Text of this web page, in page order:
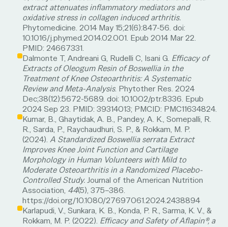
extract attenuates inflammatory mediators and
oxidative stress in collagen induced arthritis.
Phytomedicine. 2014 May 15;21(6):847-56. doi:
10.1016/j.phymed.2014.02.001. Epub 2014 Mar 22.
PMID: 24667331.
Dalmonte T, Andreani G, Rudelli C, Isani G. Efficacy of
Extracts of Oleogum Resin of Boswellia in the
Treatment of Knee Osteoarthritis: A Systematic
Review and Meta-Analysis. Phytother Res. 2024
Dec;38(12):5672-5689. doi: 10.1002/ptr.8336. Epub
2024 Sep 23. PMID: 39314013; PMCID: PMC11634824.
Kumar, B., Ghaytidak, A. B., Pandey, A. K., Somepalli, R.
R., Sarda, P., Raychaudhuri, S. P., & Rokkam, M. P.
(2024). A Standardized Boswellia serrata Extract
Improves Knee Joint Function and Cartilage
Morphology in Human Volunteers with Mild to
Moderate Osteoarthritis in a Randomized Placebo-
Controlled Study.Journal of the American Nutrition
Association, 44(5), 375–386.
https://doi.org/10.1080/27697061.2024.2438894
Karlapudi, V., Sunkara, K. B., Konda, P. R., Sarma, K. V., &
Rokkam, M. P. (2022). Efficacy and Safety of Aflapin®, a